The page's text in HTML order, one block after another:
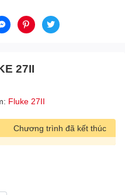
27II
Fluke 27II
Chương trình đã kết thúc